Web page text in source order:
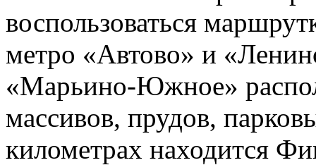
воспользоваться
метро «Автово» и
«Марьино-Южное»
массивов, прудов,
километрах находится